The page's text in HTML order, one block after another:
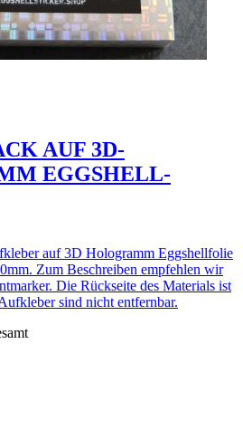
AUF 3D-
EGGSHELL-
auf 3D Hologramm Eggshellfolie
Zum Beschreiben empfehlen wir
Die Rückseite des Materials ist
sind nicht entfernbar.